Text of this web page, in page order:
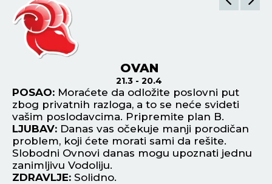
OVAN
21.3 - 20.4
POSAO: Moraćete da odložite poslovni put
zbog privatnih razloga, a to se neće svideti
vašim poslodavcima. Pripremite plan B.
LJUBAV: Danas vas očekuje manji porodičan
problem, koji ćete morati sami da rešite.
Slobodni Ovnovi danas mogu upoznati jednu
zanimljivu Vodoliju.
ZDRAVLJE: Solidno.